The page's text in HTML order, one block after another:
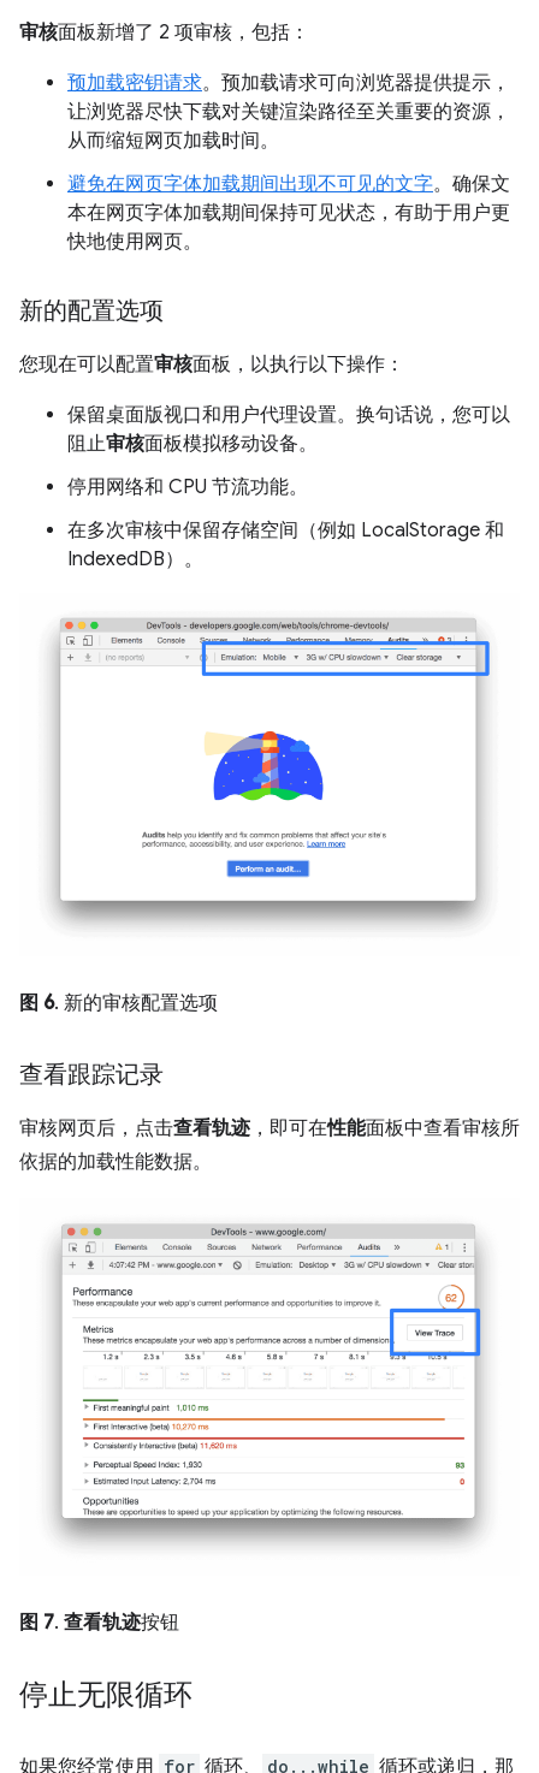
审核面板新增了 2 项审核，包括：
预加载密钥请求。预加载请求可向浏览器提供提示，
让浏览器尽快下载对关键渲染路径至关重要的资源，
从而缩短网页加载时间。
避免在网页字体加载期间出现不可见的文字。确保文
本在网页字体加载期间保持可见状态，有助于用户更
快地使用网页。
新的配置选项
您现在可以配置审核面板，以执行以下操作：
保留桌面版视口和用户代理设置。换句话说，您可以
阻止审核面板模拟移动设备。
停用网络和 CPU 节流功能。
在多次审核中保留存储空间（例如 LocalStorage 和
IndexedDB）。
图 6. 新的审核配置选项
查看跟踪记录
审核网页后，点击查看轨迹 ，即可在性能面板中查看审核所
依据的加载性能数据。
图 7. 查看轨迹按钮
停止无限循环
如果您经常使用 for 循环、 do...while 循环或递归，那